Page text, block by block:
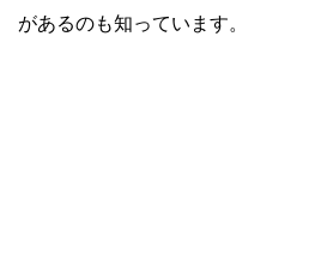
があるのも知っています。